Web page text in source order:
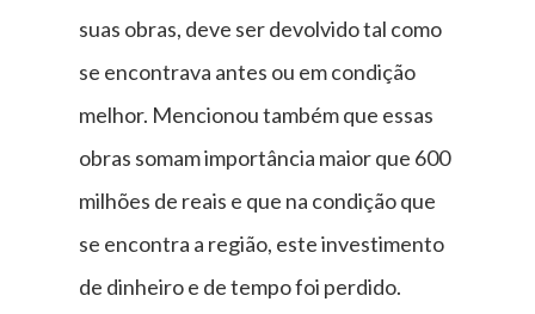
suas obras, deve ser devolvido tal como
se encontrava antes ou em condição
melhor. Mencionou também que essas
obras somam importância maior que 600
milhões de reais e que na condição que
se encontra a região, este investimento
de dinheiro e de tempo foi perdido.